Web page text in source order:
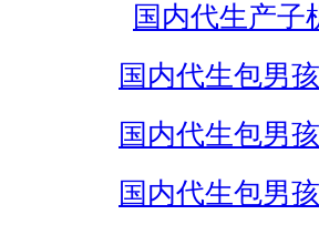
国内代生产子
国内代生包男
国内代生包男
国内代生包男